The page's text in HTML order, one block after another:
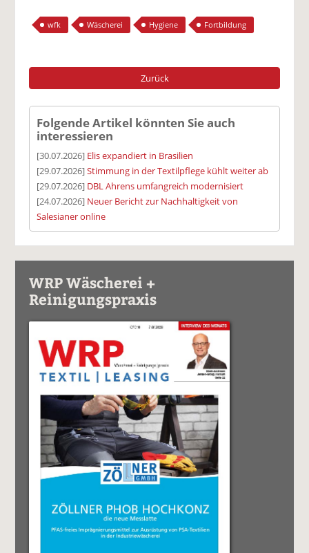
wfk Wäscherei Hygiene Fortbildung
Zurück
Folgende Artikel könnten Sie auch
interessieren
[30.07.2026] Elis expandiert in Brasilien
[29.07.2026]Stimmung in der Textilpflege kühlt weiter ab
[29.07.2026] DBL Ahrens umfangreich modernisiert
[24.07.2026] Neuer Bericht zur Nachhaltigkeit von
Salesianer online
WRP Wäscherei +
Reinigungspraxis